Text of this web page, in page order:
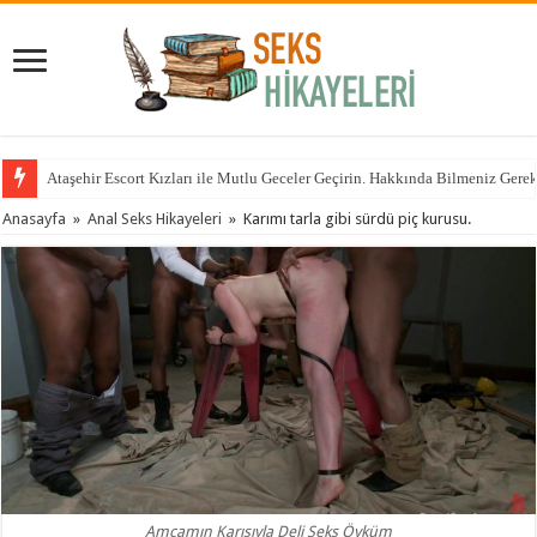
Ataşehir Escort Kızları ile Mutlu Geceler Geçirin. Hakkında Bilmeniz
Anasayfa » Anal Seks Hikayeleri » Karımı tarla gibi sürdü piç kurusu.
Amcamın Karısıyla Deli Seks Öyküm